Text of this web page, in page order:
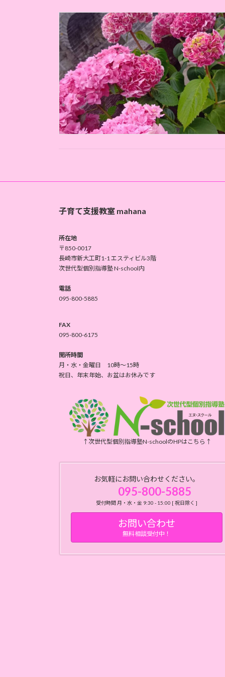
子育て支援教室 mahana
所在地
〒850-0017
長崎市新大工町1-1 エスティビル3階
次世代型個別指導塾 N-school内
電話
095-800-5885
FAX
095-800-6175
開所時間
月・水・金曜日 10時～15時
祝日、年末年始、お盆はお休みです
↑次世代型個別指導塾N-schoolのHPはこちら↑
お気軽にお問い合わせください。
095-800-5885
受付時間 月・水・金 9:30 - 15:00 [ 祝日除く ]
お問い合わせ
無料相談受付中！